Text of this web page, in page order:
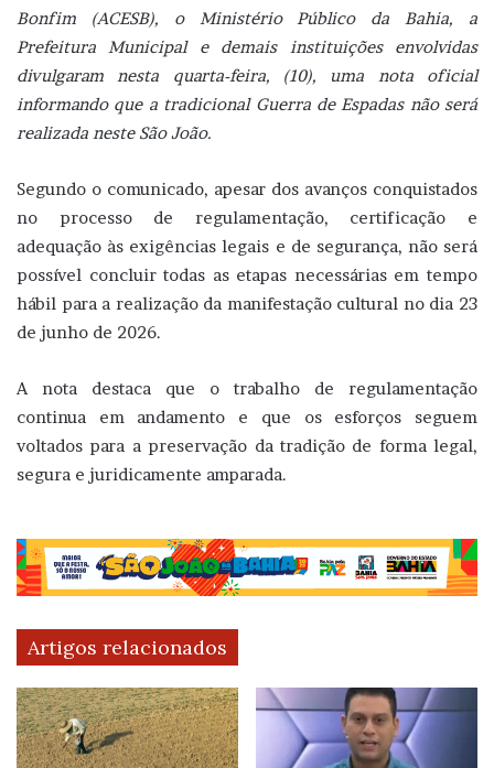
Bonfim (ACESB), o Ministério Público da Bahia, a
Prefeitura Municipal e demais instituições envolvidas
divulgaram nesta quarta-feira, (10), uma nota oficial
informando que a tradicional Guerra de Espadas não será
realizada neste São João.
Segundo o comunicado, apesar dos avanços conquistados
no processo de regulamentação, certificação e
adequação às exigências legais e de segurança, não será
possível concluir todas as etapas necessárias em tempo
hábil para a realização da manifestação cultural no dia 23
de junho de 2026.
A nota destaca que o trabalho de regulamentação
continua em andamento e que os esforços seguem
voltados para a preservação da tradição de forma legal,
segura e juridicamente amparada.
Artigos relacionados